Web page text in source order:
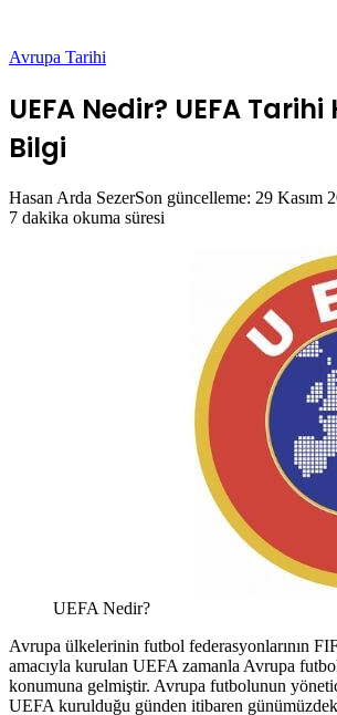
Avrupa Tarihi
UEFA Nedir? UEFA
Bilgi
Hasan Arda SezerSon güncelleme: 29 Kasım
7 dakika okuma süresi
UEFA Nedir?
Avrupa ülkelerinin futbol federasyonlarının
amacıyla kurulan UEFA zamanla Avrupa
konumuna gelmiştir. Avrupa futbolunun
UEFA kurulduğu günden itibaren